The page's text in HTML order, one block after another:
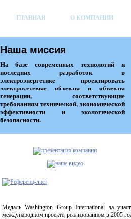
ГЛАВНАЯ О КОМПАНИИ
Наша миссия
На базе современных технологий и
последних разработок в
электроэнергетике проектировать
электросетевые объекты и объекты
генерации, соответствующие
требованиям технической, экономической
эффективности и экологической
безопасности.
Медаль Washington Group International за
международном проекте, реализованном в 2005